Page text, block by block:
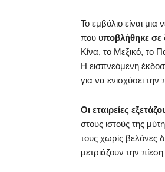
Το εμβόλιο είναι
που υποβλήθηκε σε
Κίνα, το Μεξικό, το
Η εισπνεόμενη
για να ενισχύσει
Οι εταιρείες
στους ιστούς της
τους χωρίς βελόνες
μετριάζουν την